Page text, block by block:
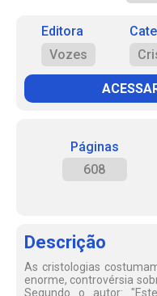
Editora
Vozes
Páginas
608
Descrição
As cristologias
enorme, controvérsia
Segundo o autor: